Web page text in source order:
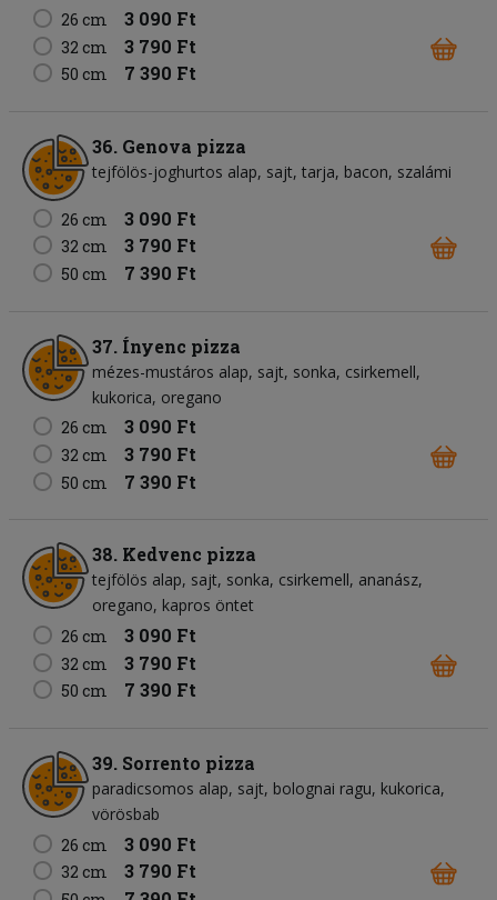
26 cm
3 090 Ft
32 cm 3 790 Ft
50 cm 7 390 Ft
36. Genova pizza
tejfölös-joghurtos alap sajt tarja bacon szalámi
26 cm 3 090 Ft
32 cm 3 790 Ft
50 cm 7 390 Ft
37. Ínyenc pizza
mézes-mustáros alap sajt sonka csirkemell
kukorica oregano
26 cm
3 090 Ft
32 cm 3 790 Ft
50 cm 7 390 Ft
38. Kedvenc pizza
tejfölös alap sajt sonka csirkemell ananász
oregano kapros öntet
26 cm
3 090 Ft
32 cm 3 790 Ft
50 cm 7 390 Ft
39. Sorrento pizza
paradicsomos alap sajt bolognai ragu kukorica
vörösbab
26 cm
3 090 Ft
32 cm 3 790 Ft